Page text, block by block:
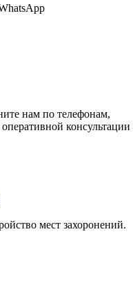
нам по телефонам,
консультации
мест захоронений.